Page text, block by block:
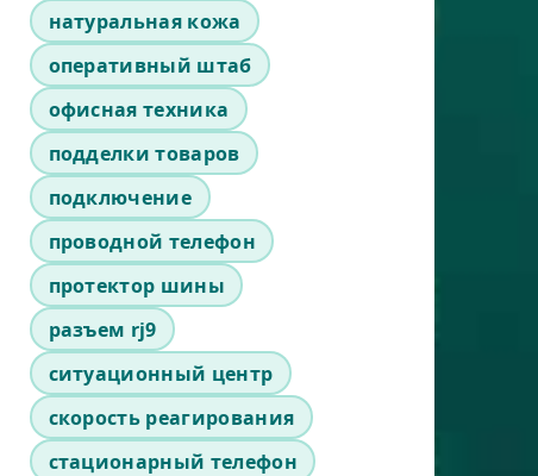
натуральная кожа
оперативный штаб
офисная техника
подделки товаров
подключение
проводной телефон
протектор шины
разъем rj9
ситуационный центр
скорость реагирования
стационарный телефон